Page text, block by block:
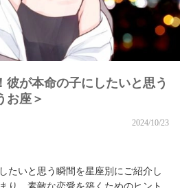
彼が本命の子にしたいと思う
お座＞
2024/10/23
たいと思う瞬間を星座別にご紹介し